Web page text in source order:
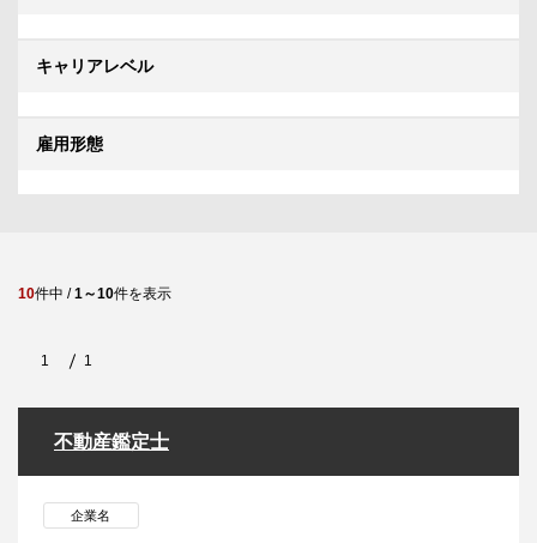
キャリアレベル
雇用形態
10件中 /1～10件を表示
1 1
不動産鑑定士
企業名